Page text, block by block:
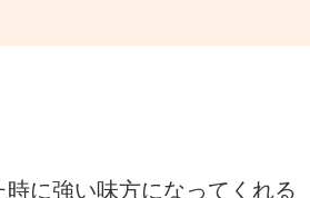
に強い味方になってくれる